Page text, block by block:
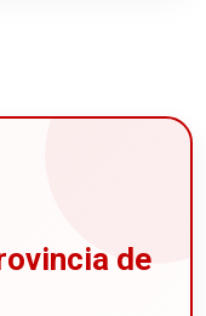
de